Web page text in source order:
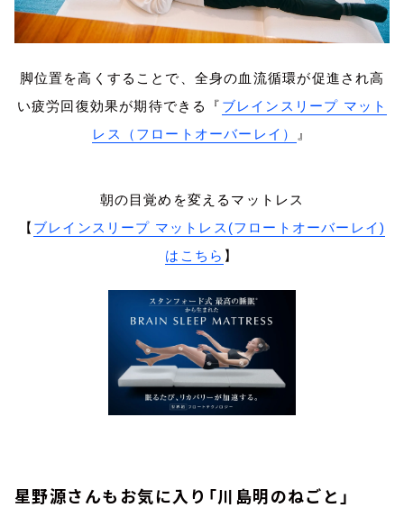
脚位置を高くすることで、全身の血流循環が促進され高
い疲労回復効果が期待できる『 ブレインスリープ マット
レス（フロートオーバーレイ）
』
朝の目覚めを変えるマットレス
【 ブレインスリープ マットレス(フロートオーバーレイ)
はこちら 】
星野源さんもお気に入り「川島明のねごと」